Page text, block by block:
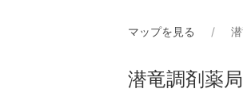
マップを見る
潜竜調剤薬局